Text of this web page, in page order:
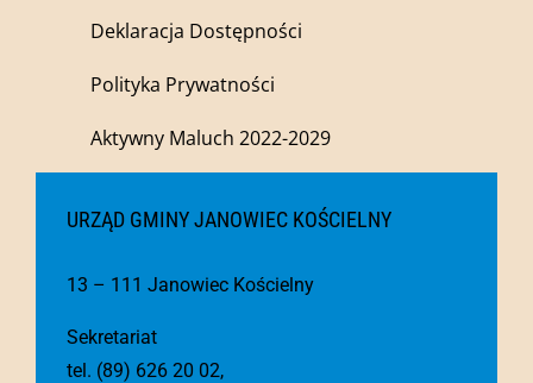
Deklaracja Dostępności
Polityka Prywatności
Aktywny Maluch 2022-2029
URZĄD GMINY JANOWIEC KOŚCIELNY
13 – 111 Janowiec Kościelny
Sekretariat
tel. (89) 626 20 02,